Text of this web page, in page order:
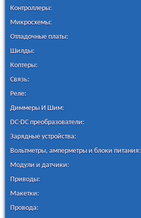
Контроллеры:
Микросхемы:
Отладочные платы:
Шилды:
Коптеры:
Связь:
Реле:
Диммеры И Шим:
DC-DC преобразователи:
Зарядные устройства:
Вольтметры, амперметры и блоки питания:
Модули и датчики:
Приводы:
Макетки:
Провода: